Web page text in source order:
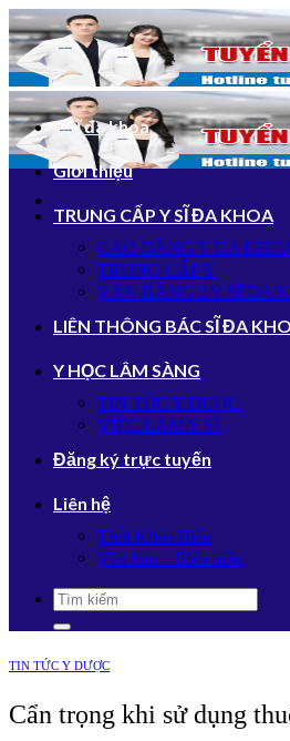
Bỏ
qua
nội
dung
Y sĩ đa khoa
Giới thiệu
TRUNG CẤP Y SĨ ĐA KHOA
CAO ĐẲNG Y ĐA
TRUNG CẤP Y
VĂN BẰNG 2 Y SĨ ĐA
LIÊN THÔNG BÁC SĨ ĐA
Y HỌC LÂM SÀNG
TIN TỨC Y DƯỢC
VIỆC LÀM Y SĨ
Đăng ký trực tuyến
Liên hệ
Thời Khóa Biểu
Văn bản – Biểu mẫu
TIN TỨC Y DƯỢC
Cẩn trọng khi sử dụng